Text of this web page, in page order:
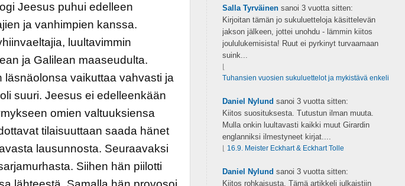
Jeesus puhui edelleen
ja vanhimpien kanssa.
luultavimmin
ja Galilean maaseudulta.
vaikuttaa vahvasti ja
suuri. Jeesus ei edelleenkään
omien valtuuksiensa
tilaisuuttaan saada hänet
lausunnosta. Seuraavaksi
Siihen hän piilotti
Salla Tyrväinensanoi 3 vuotta sitten:
Kirjoitan tämän jo sukuluetteloja käsittelevän
jakson jälkeen, jottei unohdu - lämmin kiitos
joululukemisista! Ruut ei pyrkinyt turvaamaan
suink...
Tuhansien vuosien sukuluettelot ja mykistävä enkeli
Daniel Nylund sanoi 3 vuotta sitten:
Kiitos suosituksesta. Tutustun ilman muuta.
Mulla onkin luultavasti kaikki muut Girardin
englanniksi ilmestyneet kirjat....
16.9. Meister Eckhart & Eckhart Tolle
Daniel Nylund sanoi 3 vuotta sitten:
Kiitos rohkaisusta. Tämä artikkeli julkaistiin